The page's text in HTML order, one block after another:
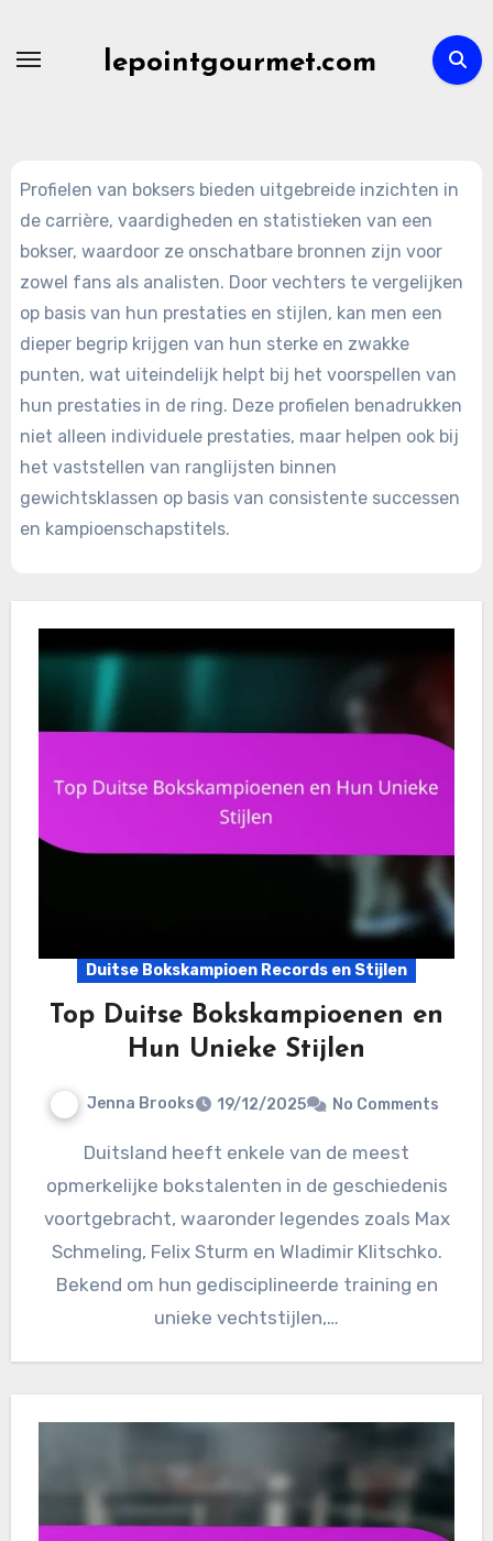
lepointgourmet.com
Profielen van boksers bieden uitgebreide inzichten in
de carrière, vaardigheden en statistieken van een
bokser, waardoor ze onschatbare bronnen zijn voor
zowel fans als analisten. Door vechters te vergelijken
op basis van hun prestaties en stijlen, kan men een
dieper begrip krijgen van hun sterke en zwakke
punten, wat uiteindelijk helpt bij het voorspellen van
hun prestaties in de ring. Deze profielen benadrukken
niet alleen individuele prestaties, maar helpen ook bij
het vaststellen van ranglijsten binnen
gewichtsklassen op basis van consistente successen
en kampioenschapstitels.
Duitse Bokskampioen Records en Stijlen
Top Duitse Bokskampioenen en
Hun Unieke Stijlen
Jenna Brooks 19/12/2025 No Comments
Duitsland heeft enkele van de meest
opmerkelijke bokstalenten in de geschiedenis
voortgebracht, waaronder legendes zoals Max
Schmeling, Felix Sturm en Wladimir Klitschko.
Bekend om hun gedisciplineerde training en
unieke vechtstijlen,…